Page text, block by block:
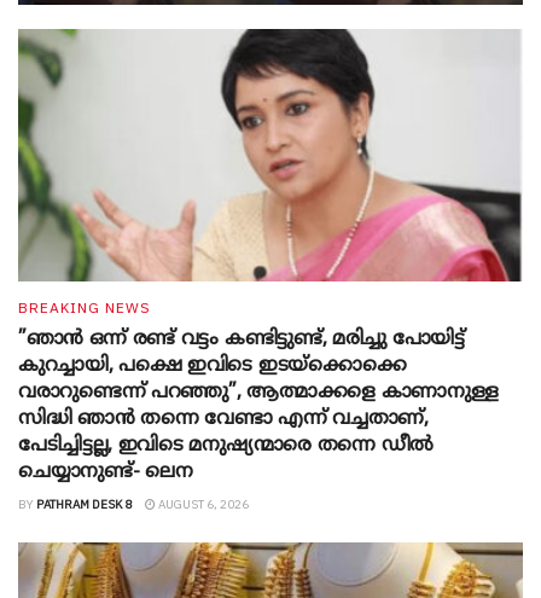
BREAKING NEWS
”ഞാന്‍ ഒന്ന് രണ്ട് വട്ടം കണ്ടിട്ടുണ്ട്, മരിച്ചു പോയിട്ട്
കുറച്ചായി, പക്ഷെ ഇവിടെ ഇടയ്‌ക്കൊക്കെ
വരാറുണ്ടെന്ന് പറഞ്ഞു”, ആത്മാക്കളെ കാണാനുള്ള
സിദ്ധി ഞാന്‍ തന്നെ വേണ്ടാ എന്ന് വച്ചതാണ്,
പേടിച്ചിട്ടല്ല, ഇവിടെ മനുഷ്യന്മാരെ തന്നെ ഡീല്‍
ചെയ്യാനുണ്ട്- ലെന
BY PATHRAM DESK 8 AUGUST 6, 2026